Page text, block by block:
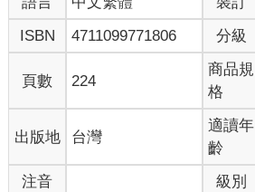
ISBN
4711099771806 分級
頁數 224
商品規
格
出版地 台灣
適讀年
齡
注音 級別